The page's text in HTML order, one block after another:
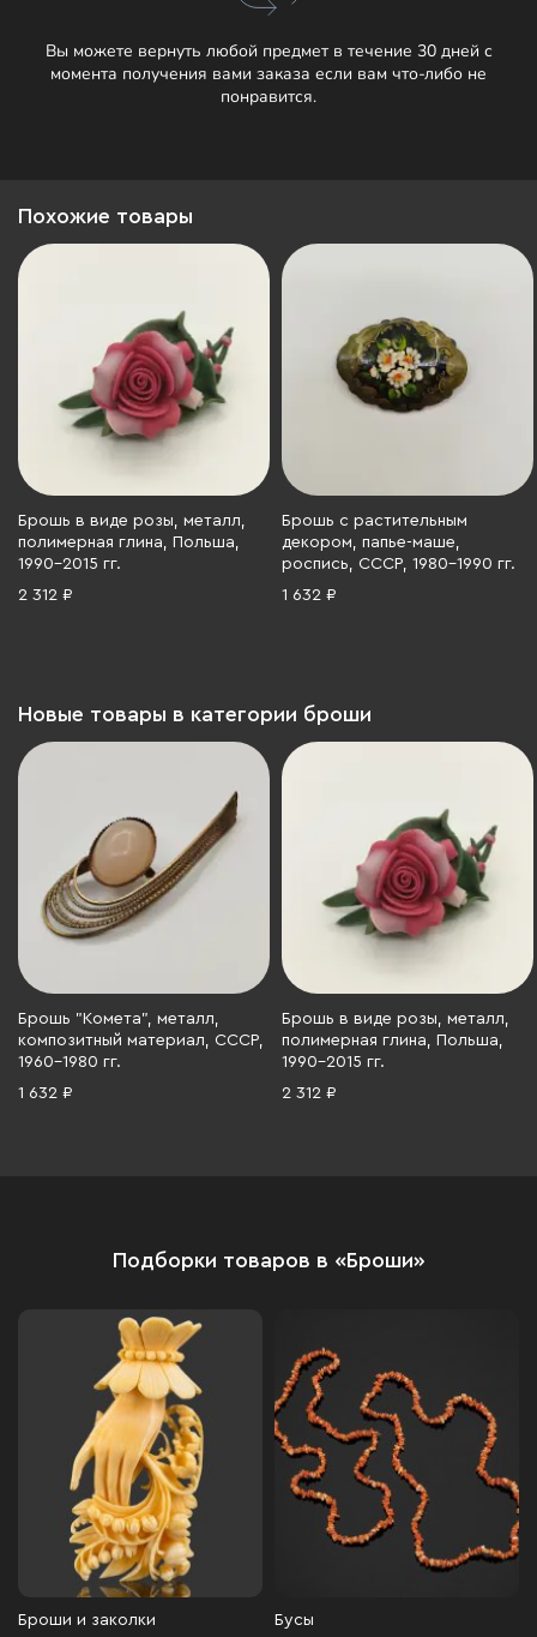
Вы можете вернуть любой предмет в течение 30 дней с
момента получения вами заказа если вам что-либо не
понравится.
Похожие товары
Брошь в виде розы, металл,
полимерная глина, Польша,
1990-2015 гг.
2 312 ₽
Брошь с растительным
декором, папье-маше,
роспись, СССР, 1980-1990 гг.
1 632 ₽
Новые товары в категории броши
Брошь "Комета", металл,
композитный материал, СССР,
1960-1980 гг.
1 632 ₽
Брошь в виде розы, металл,
полимерная глина, Польша,
1990-2015 гг.
2 312 ₽
Подборки товаров в «Броши»
Броши и заколки Бусы